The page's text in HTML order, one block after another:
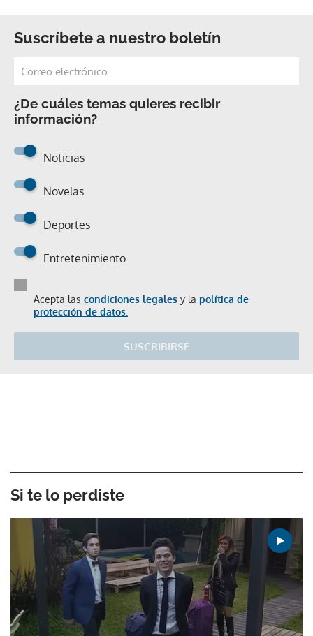
Suscríbete a nuestro boletín
¿De cuáles temas quieres recibir
información?
Noticias
Novelas
Deportes
Entretenimiento
Acepta las condiciones legales y la política de
protección de datos.
SUSCRIBIRSE
Si te lo perdiste